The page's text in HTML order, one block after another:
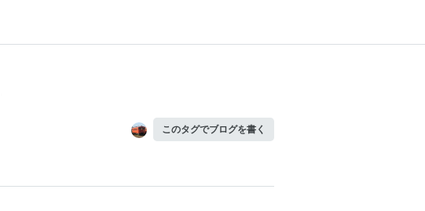
このタグでブログを書く